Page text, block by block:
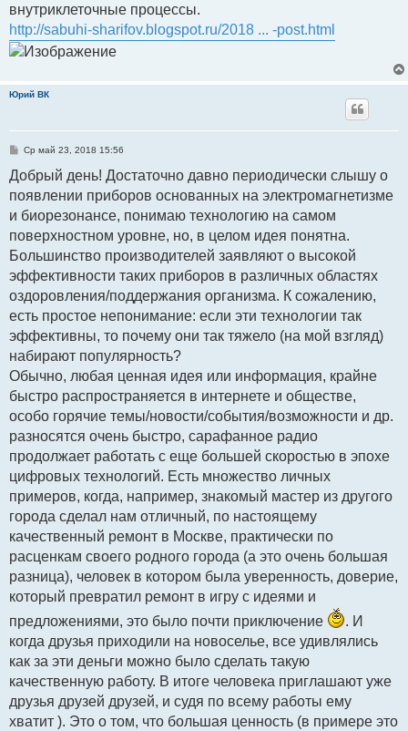
щ
е
н
и
е
внутриклеточные процессы.
http://sabuhi-sharifov.blogspot.ru/2018 ... -post.html
Юрий ВК
С
о
б
щ
е
н
е
Ср май 23, 2018 15:56
Добрый день! Достаточно давно периодически слышу о
появлении приборов основанных на электромагнетизме
и биорезонансе, понимаю технологию на самом
поверхностном уровне, но, в целом идея понятна.
Большинство производителей заявляют о высокой
эффективности таких приборов в различных областях
оздоровления/поддержания организма. К сожалению,
есть простое непонимание: если эти технологии так
эффективны, то почему они так тяжело (на мой взгляд)
набирают популярность?
Обычно, любая ценная идея или информация, крайне
быстро распространяется в интернете и обществе,
особо горячие темы/новости/события/возможности и др.
разносятся очень быстро, сарафанное радио
продолжает работать с еще большей скоростью в эпохе
цифровых технологий. Есть множество личных
примеров, когда, например, знакомый мастер из другого
города сделал нам отличный, по настоящему
качественный ремонт в Москве, практически по
расценкам своего родного города (а это очень большая
разница), человек в котором была уверенность, доверие,
который превратил ремонт в игру с идеями и
предложениями, это было почти приключение
. И
когда друзья приходили на новоселье, все удивлялись
как за эти деньги можно было сделать такую
качественную работу. В итоге человека приглашают уже
друзья друзей друзей, и судя по всему работы ему
хватит ). Это о том, что большая ценность (в примере это